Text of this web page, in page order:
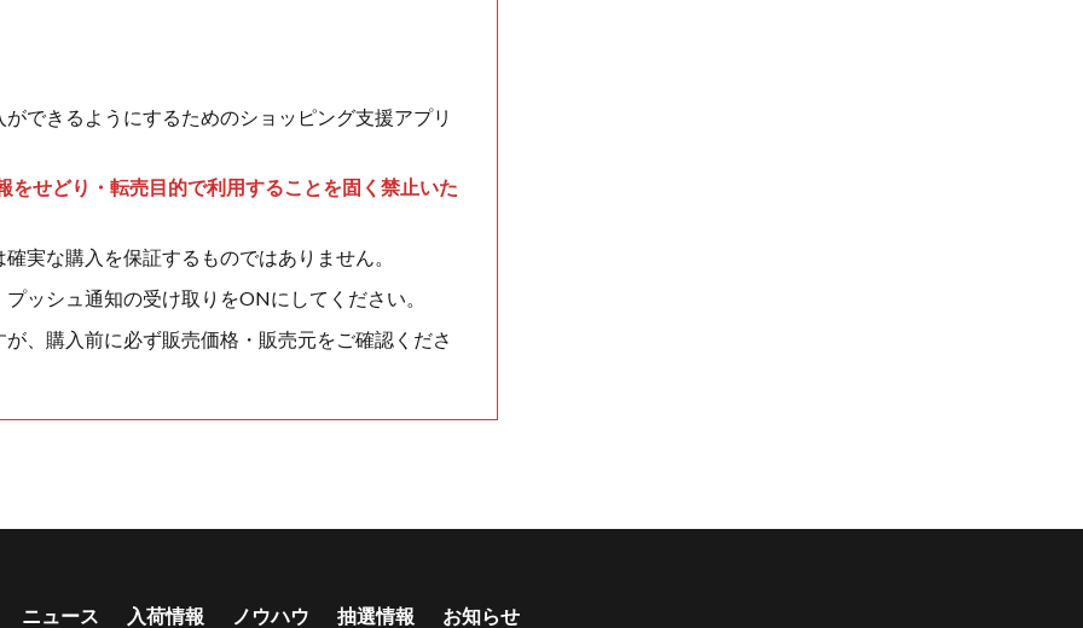
できるようにするためのショッピング支援アプリ
せどり・転売目的で利用することを固く禁止いた
実な購入を保証するものではありません。
ッシュ通知の受け取りをONにしてください。
、購入前に必ず販売価格・販売元をご確認くださ
ニュース 入荷情報 ノウハウ 抽選情報 お知らせ